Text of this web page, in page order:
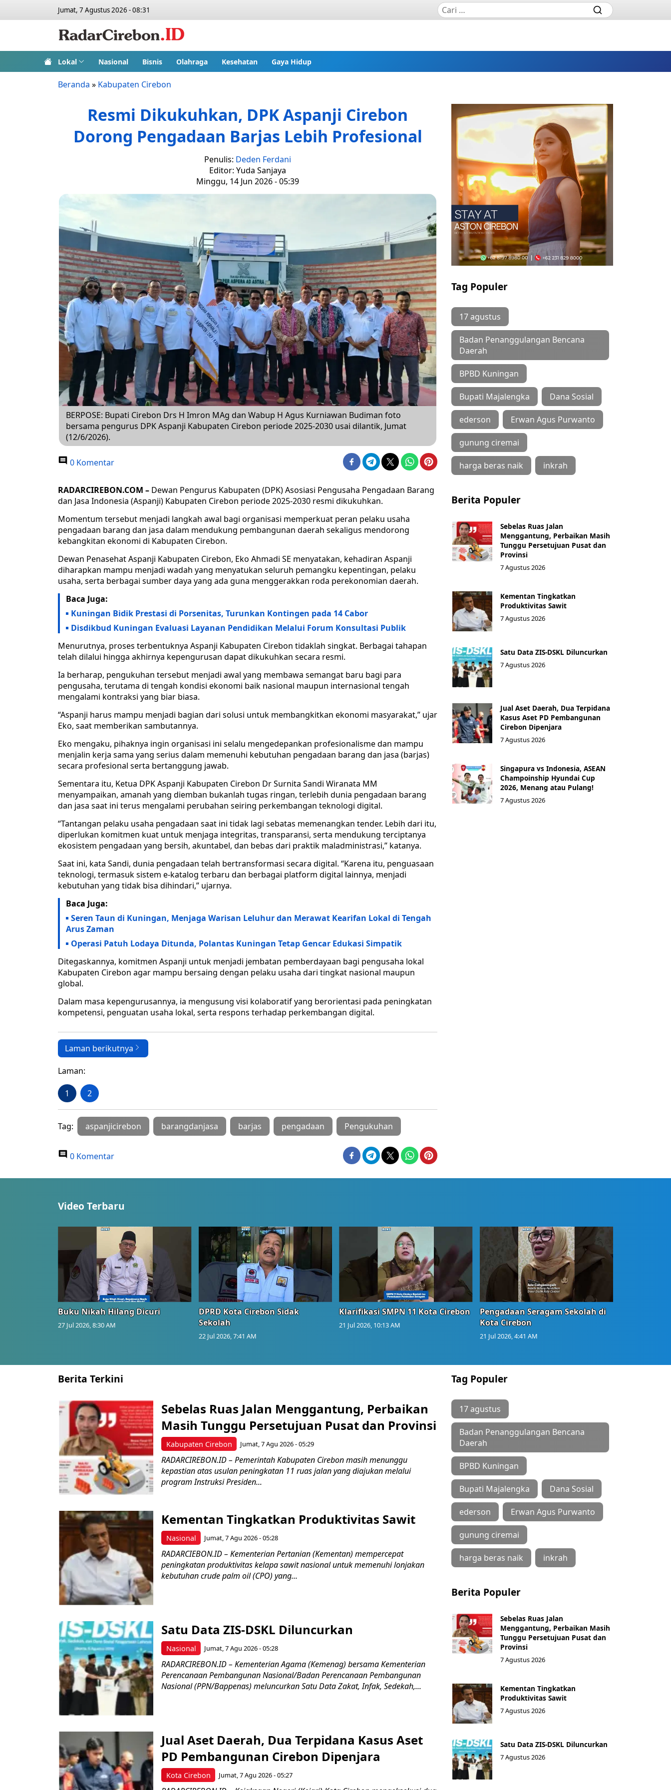
Jumat, 7 Agustus 2026 - 08:31
Lokal Nasional Bisnis Olahraga Kesehatan Gaya Hidup
Beranda » Kabupaten Cirebon
Resmi Dikukuhkan, DPK Aspanji Cirebon
Dorong Pengadaan Barjas Lebih Profesional
Penulis: Deden Ferdani
Editor: Yuda Sanjaya
Minggu, 14 Jun 2026 - 05:39
BERPOSE: Bupati Cirebon Drs H Imron MAg dan Wabup H Agus Kurniawan Budiman foto
bersama pengurus DPK Aspanji Kabupaten Cirebon periode 2025-2030 usai dilantik, Jumat
(12/6/2026).
0 Komentar
RADARCIREBON.COM – Dewan Pengurus Kabupaten (DPK) Asosiasi Pengusaha Pengadaan Barang
dan Jasa Indonesia (Aspanji) Kabupaten Cirebon periode 2025-2030 resmi dikukuhkan.
Momentum tersebut menjadi langkah awal bagi organisasi memperkuat peran pelaku usaha
pengadaan barang dan jasa dalam mendukung pembangunan daerah sekaligus mendorong
kebangkitan ekonomi di Kabupaten Cirebon.
Dewan Penasehat Aspanji Kabupaten Cirebon, Eko Ahmadi SE menyatakan, kehadiran Aspanji
diharapkan mampu menjadi wadah yang menyatukan seluruh pemangku kepentingan, pelaku
usaha, serta berbagai sumber daya yang ada guna menggerakkan roda perekonomian daerah.
Baca Juga:
Kuningan Bidik Prestasi di Porsenitas, Turunkan Kontingen pada 14 Cabor
Disdikbud Kuningan Evaluasi Layanan Pendidikan Melalui Forum Konsultasi Publik
Menurutnya, proses terbentuknya Aspanji Kabupaten Cirebon tidaklah singkat. Berbagai tahapan
telah dilalui hingga akhirnya kepengurusan dapat dikukuhkan secara resmi.
Ia berharap, pengukuhan tersebut menjadi awal yang membawa semangat baru bagi para
pengusaha, terutama di tengah kondisi ekonomi baik nasional maupun internasional tengah
mengalami kontraksi yang biar biasa.
“Aspanji harus mampu menjadi bagian dari solusi untuk membangkitkan ekonomi masyarakat,” ujar
Eko, saat memberikan sambutannya.
Eko mengaku, pihaknya ingin organisasi ini selalu mengedepankan profesionalisme dan mampu
menjalin kerja sama yang serius dalam memenuhi kebutuhan pengadaan barang dan jasa (barjas)
secara profesional serta bertanggung jawab.
Sementara itu, Ketua DPK Aspanji Kabupaten Cirebon Dr Surnita Sandi Wiranata MM
menyampaikan, amanah yang diemban bukanlah tugas ringan, terlebih dunia pengadaan barang
dan jasa saat ini terus mengalami perubahan seiring perkembangan teknologi digital.
“Tantangan pelaku usaha pengadaan saat ini tidak lagi sebatas memenangkan tender. Lebih dari itu,
diperlukan komitmen kuat untuk menjaga integritas, transparansi, serta mendukung terciptanya
ekosistem pengadaan yang bersih, akuntabel, dan bebas dari praktik maladministrasi,” katanya.
Saat ini, kata Sandi, dunia pengadaan telah bertransformasi secara digital. “Karena itu, penguasaan
teknologi, termasuk sistem e-katalog terbaru dan berbagai platform digital lainnya, menjadi
kebutuhan yang tidak bisa dihindari,” ujarnya.
Baca Juga:
Seren Taun di Kuningan, Menjaga Warisan Leluhur dan Merawat Kearifan Lokal di Tengah
Arus Zaman
Operasi Patuh Lodaya Ditunda, Polantas Kuningan Tetap Gencar Edukasi Simpatik
Ditegaskannya, komitmen Aspanji untuk menjadi jembatan pemberdayaan bagi pengusaha lokal
Kabupaten Cirebon agar mampu bersaing dengan pelaku usaha dari tingkat nasional maupun
global.
Dalam masa kepengurusannya, ia mengusung visi kolaboratif yang berorientasi pada peningkatan
kompetensi, penguatan usaha lokal, serta respons terhadap perkembangan digital.
Laman berikutnya
Laman:
1 2
Tag: aspanjicirebon barangdanjasa barjas pengadaan Pengukuhan
0 Komentar
Tag Populer
17 agustus
Badan Penanggulangan Bencana
Daerah
BPBD Kuningan
Bupati Majalengka Dana Sosial
ederson Erwan Agus Purwanto
gunung ciremai
harga beras naik inkrah
Berita Populer
Sebelas Ruas Jalan
Menggantung, Perbaikan Masih
Tunggu Persetujuan Pusat dan
Provinsi
7 Agustus 2026
Kementan Tingkatkan
Produktivitas Sawit
7 Agustus 2026
Satu Data ZIS-DSKL Diluncurkan
7 Agustus 2026
Jual Aset Daerah, Dua Terpidana
Kasus Aset PD Pembangunan
Cirebon Dipenjara
7 Agustus 2026
Singapura vs Indonesia, ASEAN
Champoinship Hyundai Cup
2026, Menang atau Pulang!
7 Agustus 2026
Video Terbaru
Buku Nikah Hilang Dicuri
27 Jul 2026, 8:30 AM
DPRD Kota Cirebon Sidak
Sekolah
22 Jul 2026, 7:41 AM
Klarifikasi SMPN 11 Kota Cirebon
21 Jul 2026, 10:13 AM
Pengadaan Seragam Sekolah di
Kota Cirebon
21 Jul 2026, 4:41 AM
Berita Terkini
Kabupaten Cirebon
Sebelas Ruas Jalan Menggantung, Perbaikan
Masih Tunggu Persetujuan Pusat dan Provinsi
Jumat, 7 Agu 2026 - 05:29
RADARCIREBON.ID – Pemerintah Kabupaten Cirebon masih menunggu
kepastian atas usulan peningkatan 11 ruas jalan yang diajukan melalui
program Instruksi Presiden...
Nasional
Kementan Tingkatkan Produktivitas Sawit
Jumat, 7 Agu 2026 - 05:28
RADARCIEBON.ID – Kementerian Pertanian (Kementan) mempercepat
peningkatan produktivitas kelapa sawit nasional untuk memenuhi lonjakan
kebutuhan crude palm oil (CPO) yang...
Nasional
Satu Data ZIS-DSKL Diluncurkan
Jumat, 7 Agu 2026 - 05:28
RADARCIREBON.ID – Kementerian Agama (Kemenag) bersama Kementerian
Perencanaan Pembangunan Nasional/Badan Perencanaan Pembangunan
Nasional (PPN/Bappenas) meluncurkan Satu Data Zakat, Infak, Sedekah,...
Kota Cirebon
Jual Aset Daerah, Dua Terpidana Kasus Aset
PD Pembangunan Cirebon Dipenjara
Jumat, 7 Agu 2026 - 05:27
Tag Populer
17 agustus
Badan Penanggulangan Bencana
Daerah
BPBD Kuningan
Bupati Majalengka Dana Sosial
ederson Erwan Agus Purwanto
gunung ciremai
harga beras naik inkrah
Berita Populer
Sebelas Ruas Jalan
Menggantung, Perbaikan Masih
Tunggu Persetujuan Pusat dan
Provinsi
7 Agustus 2026
Kementan Tingkatkan
Produktivitas Sawit
7 Agustus 2026
Satu Data ZIS-DSKL Diluncurkan
7 Agustus 2026